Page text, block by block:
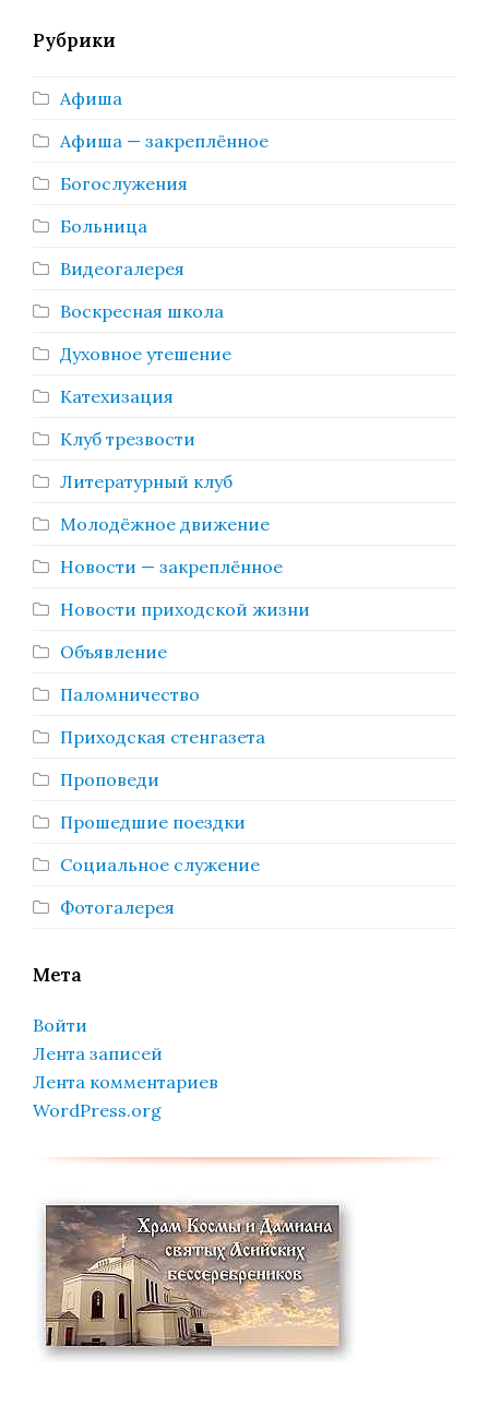
Рубрики
Афиша
Афиша — закреплённое
Богослужения
Больница
Видеогалерея
Воскресная школа
Духовное утешение
Катехизация
Клуб трезвости
Литературный клуб
Молодёжное движение
Новости — закреплённое
Новости приходской жизни
Объявление
Паломничество
Приходская стенгазета
Проповеди
Прошедшие поездки
Социальное служение
Фотогалерея
Мета
Войти
Лента записей
Лента комментариев
WordPress.org